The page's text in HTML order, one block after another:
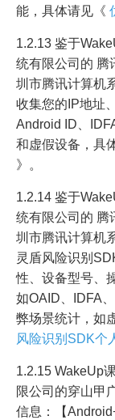
能，具体请见《
1.2.13 鉴于
统有限公司的 腾
圳市腾讯计算机
收集您的IP地址
Android ID、
和虚假设备，具
》。
1.2.14 鉴于
统有限公司的 腾
圳市腾讯计算机
灵盾风险识别
性、设备型号、
如OAID、IDFA
弊场景统计，如
风险识别SDK个
1.2.15 WakeUp
限公司的穿山甲
信息：【